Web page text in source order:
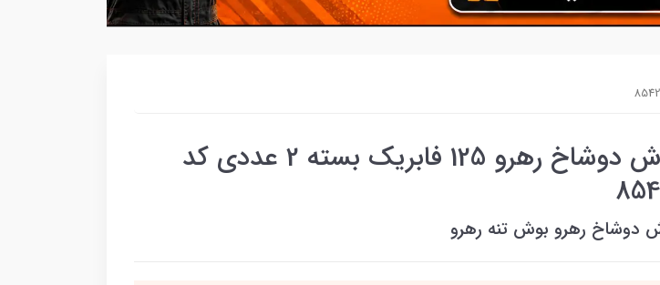
بوش دوشاخ رهرو 125 فابریک بسته 2 عددی کد
دوشاخ رهرو بوش تنه رهرو